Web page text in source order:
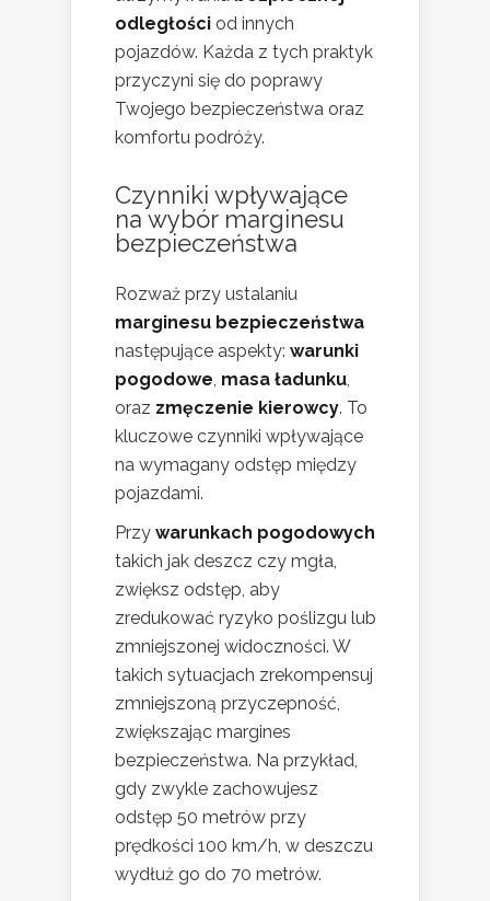
odległości od innych
pojazdów. Każda z tych praktyk
przyczyni się do poprawy
Twojego bezpieczeństwa oraz
komfortu podróży.
Czynniki wpływające
na wybór marginesu
bezpieczeństwa
Rozważ przy ustalaniu
marginesu bezpieczeństwa
następujące aspekty: warunki
pogodowe masa ładunku
oraz zmęczenie kierowcy. To
kluczowe czynniki wpływające
na wymagany odstęp między
pojazdami.
Przy warunkach pogodowych
takich jak deszcz czy mgła,
zwiększ odstęp, aby
zredukować ryzyko poślizgu lub
zmniejszonej widoczności. W
takich sytuacjach zrekompensuj
zmniejszoną przyczepność,
zwiększając margines
bezpieczeństwa. Na przykład,
gdy zwykle zachowujesz
odstęp 50 metrów przy
prędkości 100 km/h, w deszczu
wydłuż go do 70 metrów.